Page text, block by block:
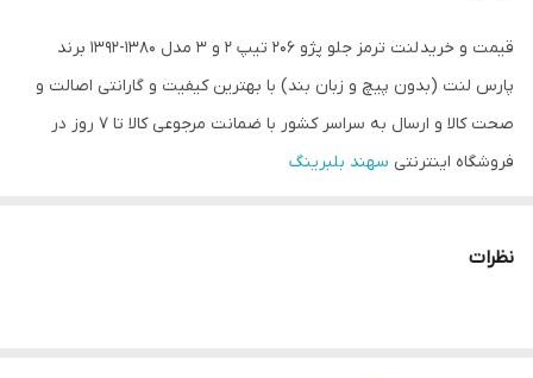
قیمت و خرید لنت ترمز جلو پژو 206 تیپ 2 و 3 مدل 1380-1392 برند
پارس لنت (بدون پیچ و زبان بند) با بهترین کیفیت و گارانتی اصالت و
صحت کالا و ارسال به سراسر کشور با ضمانت مرجوعی کالا تا 7 روز در
فروشگاه اینترنتی سهند بلبرینگ
نظرات